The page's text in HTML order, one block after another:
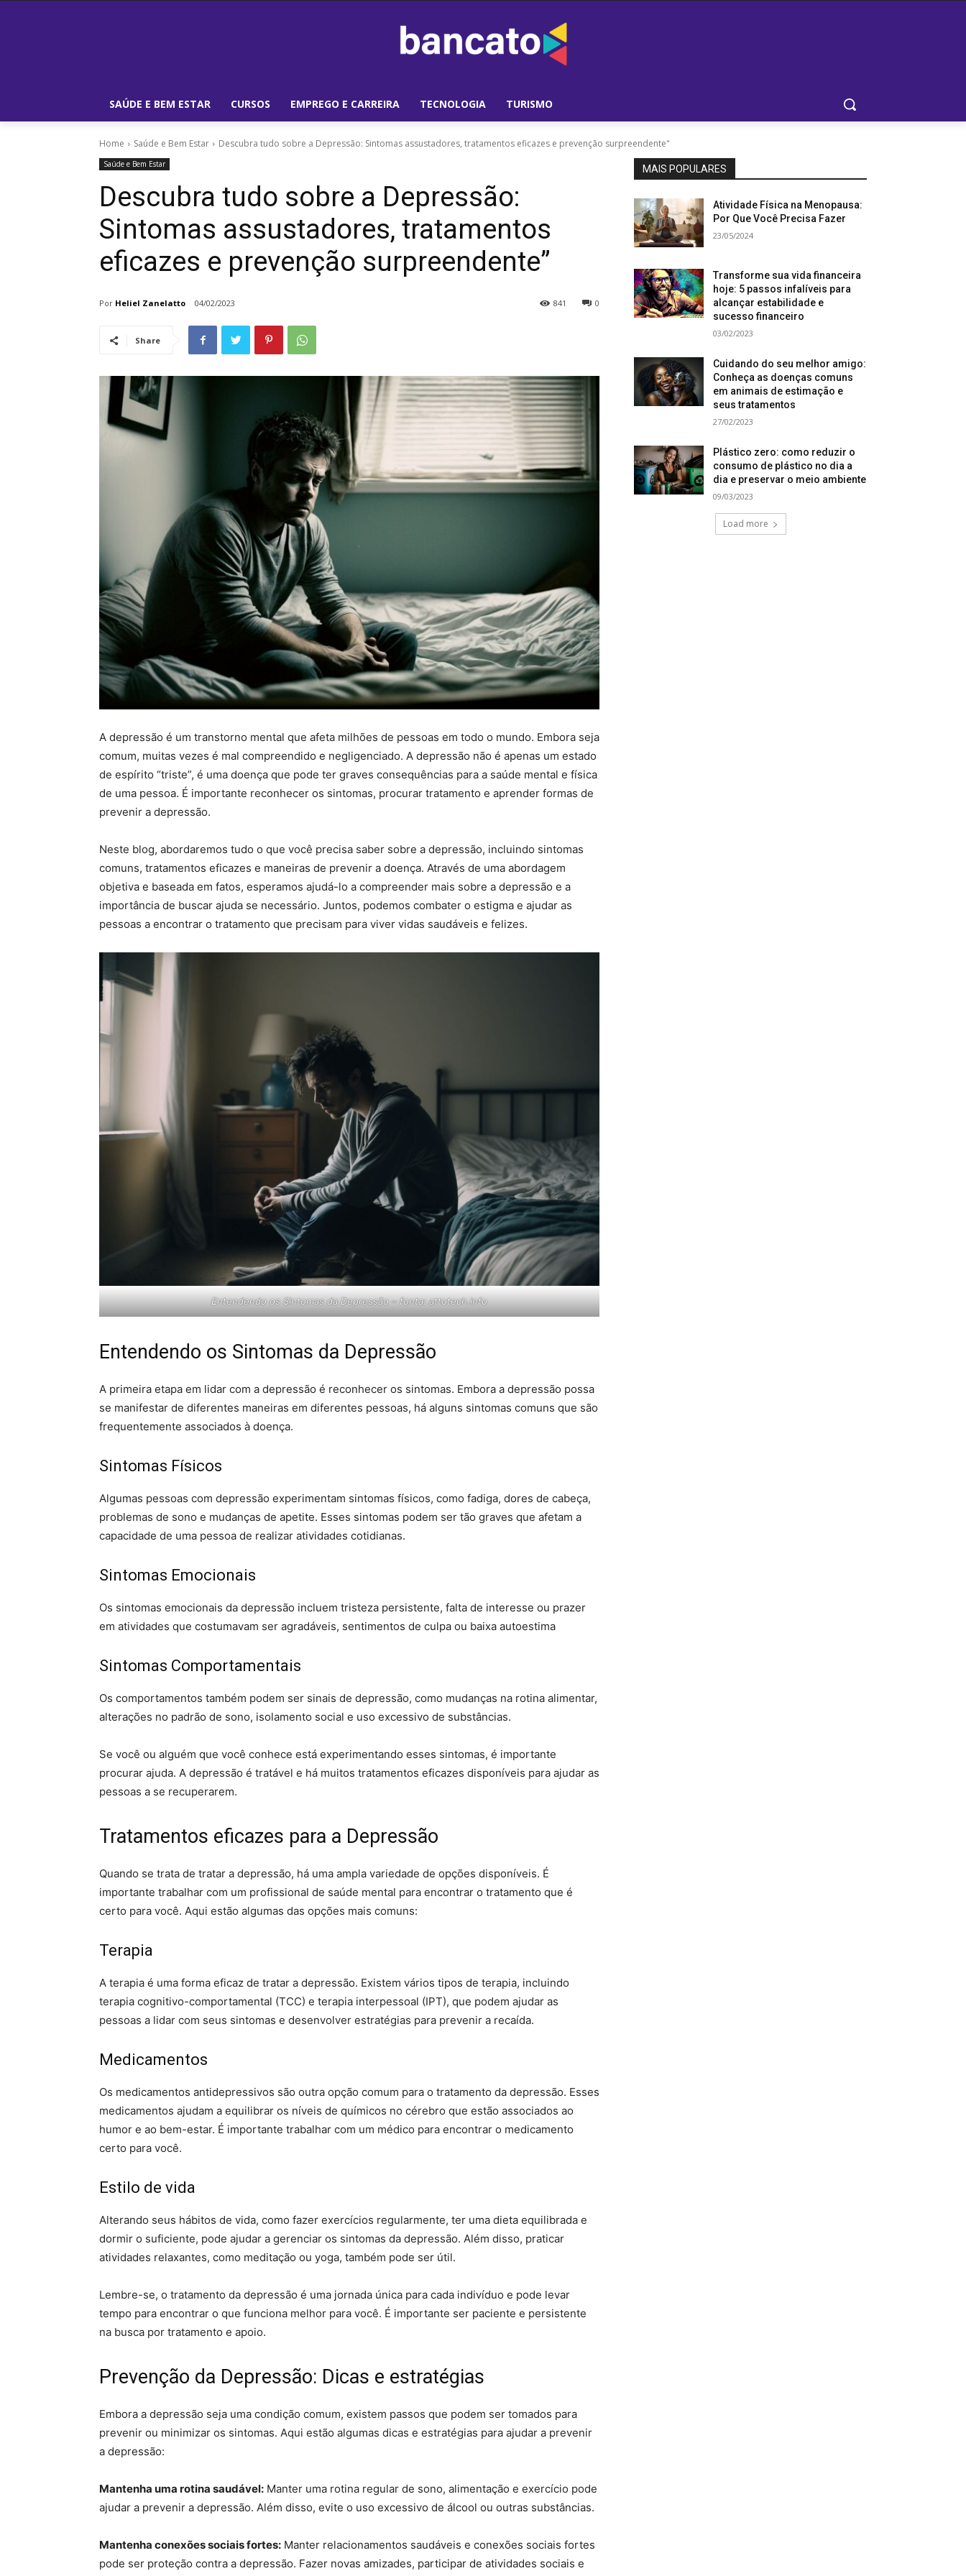
SAÚDE E BEM ESTAR CURSOS EMPREGO E CARREIRA TECNOLOGIA TURISMO
Home Saúde e Bem Estar Descubra tudo sobre a Depressão: Sintomas assustadores, tratamentos eficazes e prevenção surpreendente"
Saúde e Bem Estar
Descubra tudo sobre a Depressão:
Sintomas assustadores, tratamentos
eficazes e prevenção surpreendente”
Por Heliel Zanelatto 04/02/2023 0
841
Share
A depressão é um transtorno mental que afeta milhões de pessoas em todo o mundo. Embora seja
comum, muitas vezes é mal compreendido e negligenciado. A depressão não é apenas um estado
de espírito “triste”, é uma doença que pode ter graves consequências para a saúde mental e física
de uma pessoa. É importante reconhecer os sintomas, procurar tratamento e aprender formas de
prevenir a depressão.
Neste blog, abordaremos tudo o que você precisa saber sobre a depressão, incluindo sintomas
comuns, tratamentos eficazes e maneiras de prevenir a doença. Através de uma abordagem
objetiva e baseada em fatos, esperamos ajudá-lo a compreender mais sobre a depressão e a
importância de buscar ajuda se necessário. Juntos, podemos combater o estigma e ajudar as
pessoas a encontrar o tratamento que precisam para viver vidas saudáveis e felizes.
Entendendo os Sintomas da Depressão – fonta: attotech.info
Entendendo os Sintomas da Depressão
A primeira etapa em lidar com a depressão é reconhecer os sintomas. Embora a depressão possa
se manifestar de diferentes maneiras em diferentes pessoas, há alguns sintomas comuns que são
frequentemente associados à doença.
Sintomas Físicos
Algumas pessoas com depressão experimentam sintomas físicos, como fadiga, dores de cabeça,
problemas de sono e mudanças de apetite. Esses sintomas podem ser tão graves que afetam a
capacidade de uma pessoa de realizar atividades cotidianas.
Sintomas Emocionais
Os sintomas emocionais da depressão incluem tristeza persistente, falta de interesse ou prazer
em atividades que costumavam ser agradáveis, sentimentos de culpa ou baixa autoestima
Sintomas Comportamentais
Os comportamentos também podem ser sinais de depressão, como mudanças na rotina alimentar,
alterações no padrão de sono, isolamento social e uso excessivo de substâncias.
Se você ou alguém que você conhece está experimentando esses sintomas, é importante
procurar ajuda. A depressão é tratável e há muitos tratamentos eficazes disponíveis para ajudar as
pessoas a se recuperarem.
Tratamentos eficazes para a Depressão
Quando se trata de tratar a depressão, há uma ampla variedade de opções disponíveis. É
importante trabalhar com um profissional de saúde mental para encontrar o tratamento que é
certo para você. Aqui estão algumas das opções mais comuns:
Terapia
A terapia é uma forma eficaz de tratar a depressão. Existem vários tipos de terapia, incluindo
terapia cognitivo-comportamental (TCC) e terapia interpessoal (IPT), que podem ajudar as
pessoas a lidar com seus sintomas e desenvolver estratégias para prevenir a recaída.
Medicamentos
Os medicamentos antidepressivos são outra opção comum para o tratamento da depressão. Esses
medicamentos ajudam a equilibrar os níveis de químicos no cérebro que estão associados ao
humor e ao bem-estar. É importante trabalhar com um médico para encontrar o medicamento
certo para você.
Estilo de vida
Alterando seus hábitos de vida, como fazer exercícios regularmente, ter uma dieta equilibrada e
dormir o suficiente, pode ajudar a gerenciar os sintomas da depressão. Além disso, praticar
atividades relaxantes, como meditação ou yoga, também pode ser útil.
Lembre-se, o tratamento da depressão é uma jornada única para cada indivíduo e pode levar
tempo para encontrar o que funciona melhor para você. É importante ser paciente e persistente
na busca por tratamento e apoio.
Prevenção da Depressão: Dicas e estratégias
Embora a depressão seja uma condição comum, existem passos que podem ser tomados para
prevenir ou minimizar os sintomas. Aqui estão algumas dicas e estratégias para ajudar a prevenir
a depressão:
Mantenha uma rotina saudável: Manter uma rotina regular de sono, alimentação e exercício pode
ajudar a prevenir a depressão. Além disso, evite o uso excessivo de álcool ou outras substâncias.
Mantenha conexões sociais fortes: Manter relacionamentos saudáveis e conexões sociais fortes
pode ser proteção contra a depressão. Fazer novas amizades, participar de atividades sociais e
MAIS POPULARES
Atividade Física na Menopausa:
Por Que Você Precisa Fazer
23/05/2024
Transforme sua vida financeira
hoje: 5 passos infalíveis para
alcançar estabilidade e
sucesso financeiro
03/02/2023
Cuidando do seu melhor amigo:
Conheça as doenças comuns
em animais de estimação e
seus tratamentos
27/02/2023
Plástico zero: como reduzir o
consumo de plástico no dia a
dia e preservar o meio ambiente
09/03/2023
Load more